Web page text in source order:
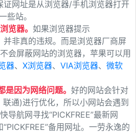
证网址是从浏览器/手机浏览器打开
些站。
览器。 如果浏览器提示
并非真的违规。而是浏览器厂商屏
会屏蔽网站的浏览器，苹果可以用
器、 X浏览器、 VIA浏览器、 微软
是因为网络问题。 好的网站会针对
通)进行优化，所以小网站会遇到
导航网寻找“PICKFREE”最新网
“PICKFREE”备用网址。一劳永逸的